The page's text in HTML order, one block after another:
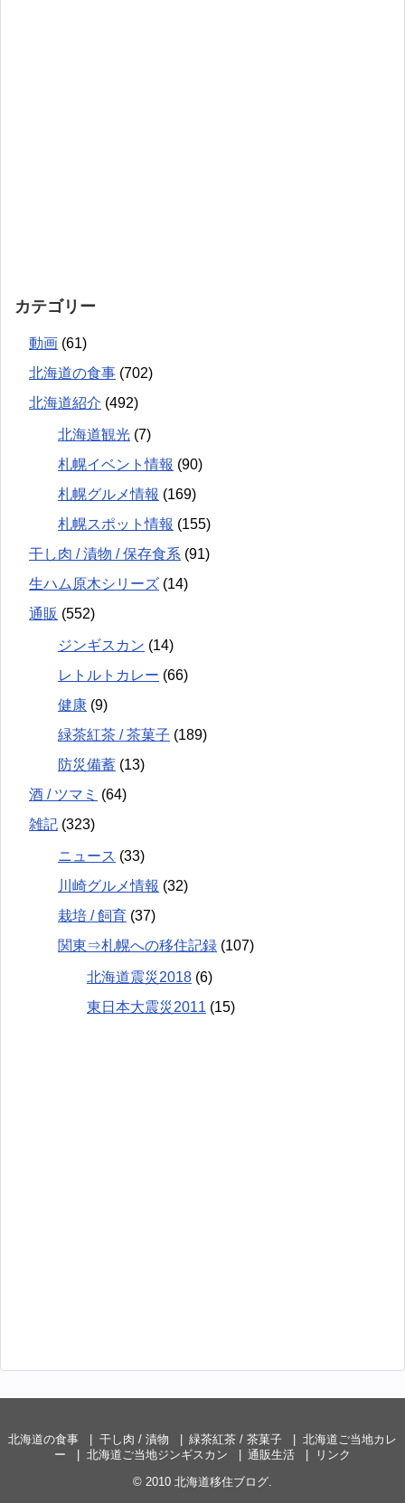
カテゴリー
動画 (61)
北海道の食事 (702)
北海道紹介 (492)
北海道観光 (7)
札幌イベント情報 (90)
札幌グルメ情報 (169)
札幌スポット情報 (155)
干し肉 / 漬物 / 保存食系 (91)
生ハム原木シリーズ (14)
通販 (552)
ジンギスカン (14)
レトルトカレー (66)
健康 (9)
緑茶紅茶 / 茶菓子 (189)
防災備蓄 (13)
酒 / ツマミ (64)
雑記 (323)
ニュース (33)
川崎グルメ情報 (32)
栽培 / 飼育 (37)
関東⇒札幌への移住記録 (107)
北海道震災2018 (6)
東日本大震災2011 (15)
北海道の食事 干し肉 / 漬物 緑茶紅茶 / 茶菓子
北海道ご当地カレ
ー
北海道ご当地ジンギスカン 通販生活
リンク
© 2010 北海道移住ブログ